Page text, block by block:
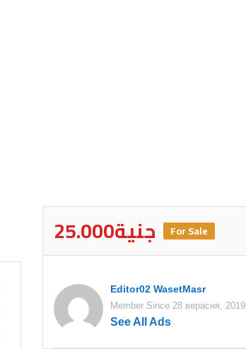
25.000جنية For Sale
Editor02 WasetMasr
Member Since 28 верасня, 2019
See All Ads